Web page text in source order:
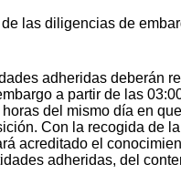
las diligencias de
adheridas deberán
a partir de las
del mismo día en
Con la recogida de
acreditado el
adheridas, del